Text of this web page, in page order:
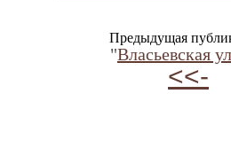
Предыдущая
"Власьевская
<<-